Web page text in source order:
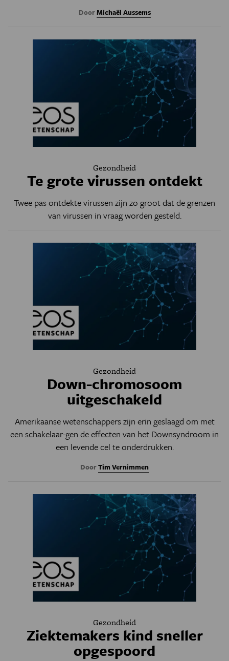
DoorMichaël Aussems
Gezondheid
Te grote virussen ontdekt
Twee pas ontdekte virussen zijn zo groot dat de grenzen
van virussen in vraag worden gesteld.
Gezondheid
Down-chromosoom
uitgeschakeld
Amerikaanse wetenschappers zijn erin geslaagd om met
een schakelaar-gen de effecten van het Downsyndroom in
een levende cel te onderdrukken.
DoorTim Vernimmen
Gezondheid
Ziektemakers kind sneller
opgespoord